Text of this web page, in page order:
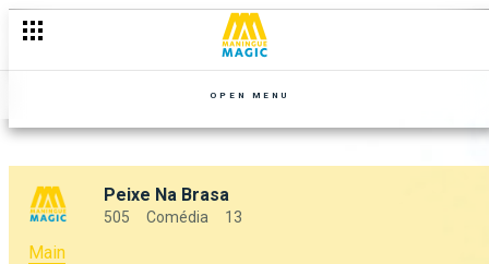
OPEN MENU
Peixe Na Brasa
505 Comédia 13
Main